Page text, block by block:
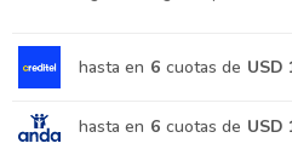
hasta en 6 cuotas de USD
hasta en 6 cuotas de USD